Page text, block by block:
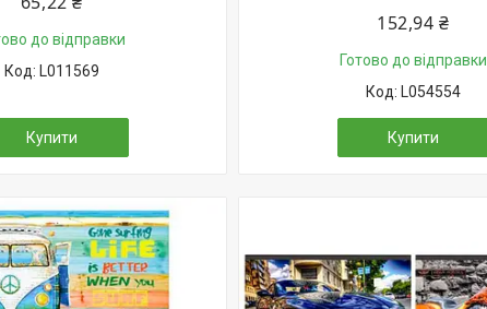
до відправки
L011569
Купити
152,94 ₴
Готово до відправки
L054554
Купити